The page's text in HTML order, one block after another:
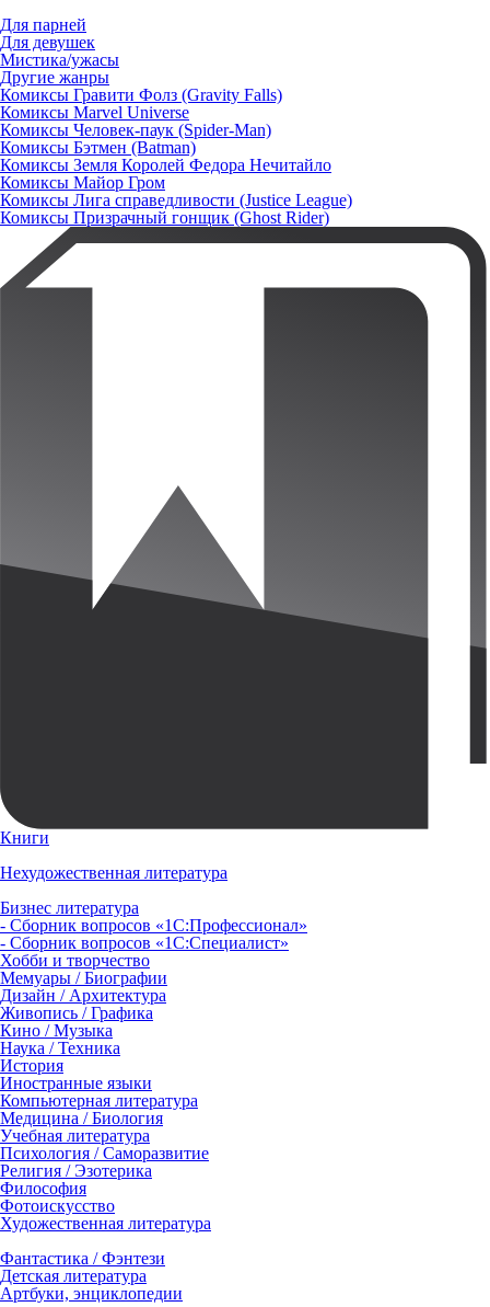
Для парней
Для девушек
Мистика/ужасы
Другие жанры
Комиксы Гравити Фолз (Gravity Falls)
Комиксы Marvel Universe
Комиксы Человек-паук (Spider-Man)
Комиксы Бэтмен (Batman)
Комиксы Земля Королей Федора Нечитайло
Комиксы Майор Гром
Комиксы Лига справедливости (Justice League)
Комиксы Призрачный гонщик (Ghost Rider)
Книги
Нехудожественная литература
Бизнес литература
- Сборник вопросов «1С:Профессионал»
- Сборник вопросов «1С:Специалист»
Хобби и творчество
Мемуары / Биографии
Дизайн / Архитектура
Живопись / Графика
Кино / Музыка
Наука / Техника
История
Иностранные языки
Компьютерная литература
Медицина / Биология
Учебная литература
Психология / Саморазвитие
Религия / Эзотерика
Философия
Фотоискусство
Художественная литература
Фантастика / Фэнтези
Детская литература
Артбуки, энциклопедии